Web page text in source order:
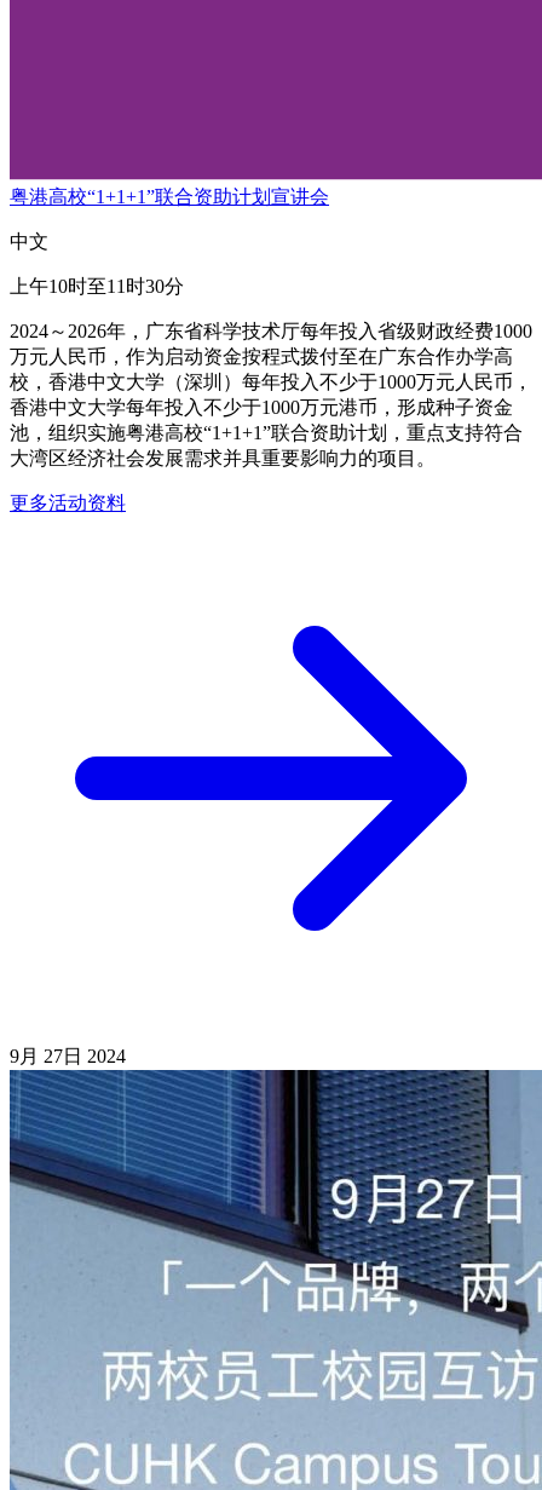
粤港高校“1+1+1”联合资助计划宣讲会
中文
上午10时至11时30分
2024～2026年，广东省科学技术厅每年投入省级财政经费1000
万元人民币，作为启动资金按程式拨付至在广东合作办学高
校，香港中文大学（深圳）每年投入不少于1000万元人民币，
香港中文大学每年投入不少于1000万元港币，形成种子资金
池，组织实施粤港高校“1+1+1”联合资助计划，重点支持符合
大湾区经济社会发展需求并具重要影响力的项目。
更多活动资料
9月 27日 2024